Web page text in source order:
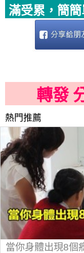
滿受累，簡
轉發
熱門推薦
當你身體出現8個